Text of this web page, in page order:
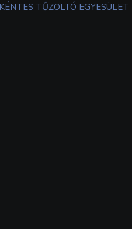
TŰZOLTÓ EGYESÜLET